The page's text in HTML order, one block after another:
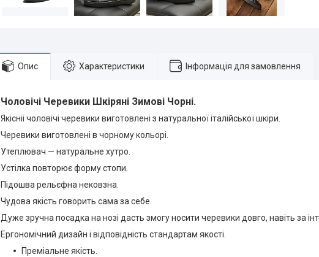
Опис Характеристики Інформація для замовлення
Чоловічі Черевики Шкіряні Зимові Чорні.
Якісніі чоловічі черевики виготовлені з натуральної італійської шкіри.
Черевики виготовлені в чорному кольорі.
Утеплювач — натуральне хутро.
Устілка повторює форму стопи.
Підошва рельєфна нековзна.
Чудова якість говорить сама за себе.
Дуже зручна посадка на нозі дасть змогу носити черевики довго, навіть за
Ергономічний дизайн і відповідність стандартам якості.
Преміальне якість.